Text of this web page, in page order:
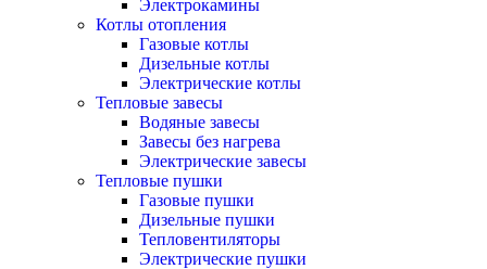
Электрокамины
Котлы отопления
Газовые котлы
Дизельные котлы
Электрические котлы
Тепловые завесы
Водяные завесы
Завесы без нагрева
Электрические завесы
Тепловые пушки
Газовые пушки
Дизельные пушки
Тепловентиляторы
Электрические пушки